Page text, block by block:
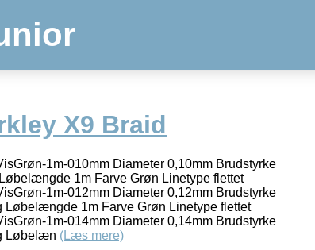
X9 Braid
1m-010mm Diameter 0,10mm Brudstyrke
1m Farve Grøn Linetype flettet
1m-012mm Diameter 0,12mm Brudstyrke
Løbelængde 1m Farve Grøn Linetype flettet
1m-014mm Diameter 0,14mm Brudstyrke
Løbelæn (Læs mere)